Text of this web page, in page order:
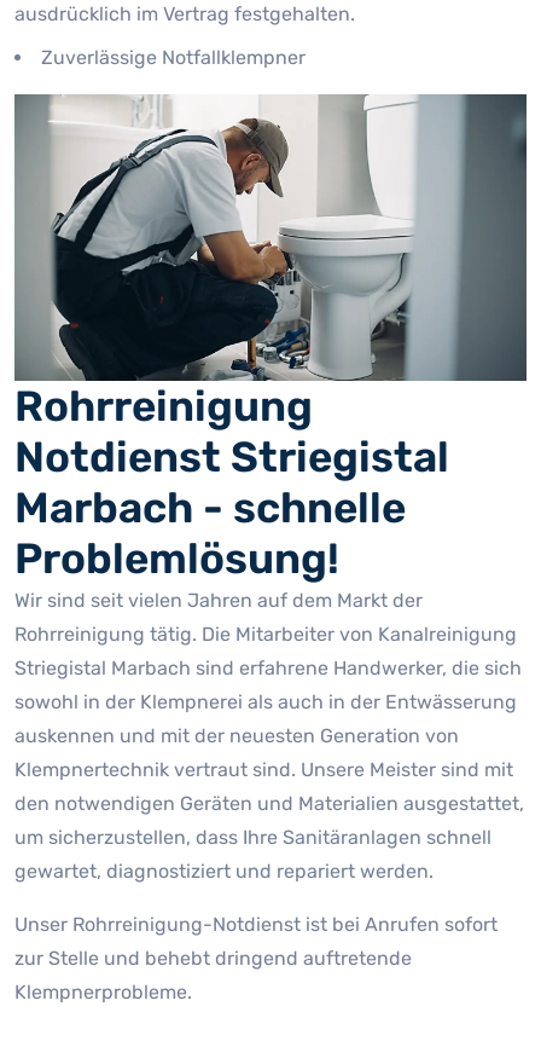
ausdrücklich im Vertrag festgehalten.
Zuverlässige Notfallklempner
Rohrreinigung
Notdienst Striegistal
Marbach - schnelle
Problemlösung!
Wir sind seit vielen Jahren auf dem Markt der
Rohrreinigung tätig. Die Mitarbeiter von Kanalreinigung
Striegistal Marbach sind erfahrene Handwerker, die sich
sowohl in der Klempnerei als auch in der Entwässerung
auskennen und mit der neuesten Generation von
Klempnertechnik vertraut sind. Unsere Meister sind mit
den notwendigen Geräten und Materialien ausgestattet,
um sicherzustellen, dass Ihre Sanitäranlagen schnell
gewartet, diagnostiziert und repariert werden.
Unser Rohrreinigung-Notdienst ist bei Anrufen sofort
zur Stelle und behebt dringend auftretende
Klempnerprobleme.